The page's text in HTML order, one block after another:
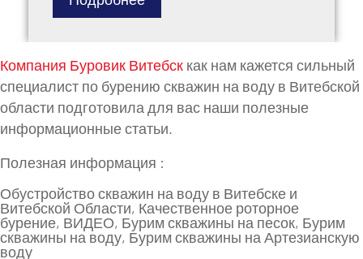
Компания Буровик Витебск как нам кажется сильный
специалист по бурению скважин на воду в Витебской
области подготовила для вас наши полезные
информационные статьи.
Полезная информация :
Обустройство скважин на воду в Витебске и
Витебской Области, Качественное роторное
бурение, ВИДЕО, Бурим скважины на песок, Бурим
скважины на воду, Бурим скважины на Артезианскую
воду